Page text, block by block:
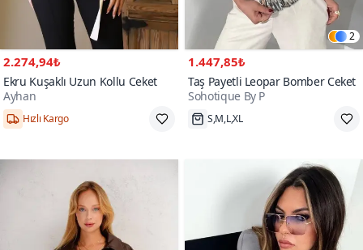
2.274,94₺
Ekru Kuşaklı Uzun Kollu Ceket
Ayhan
Hızlı Kargo
2
1.447,85₺
Taş Payetli Leopar Bomber Ceket
Sohotique By P
S,M,L,XL